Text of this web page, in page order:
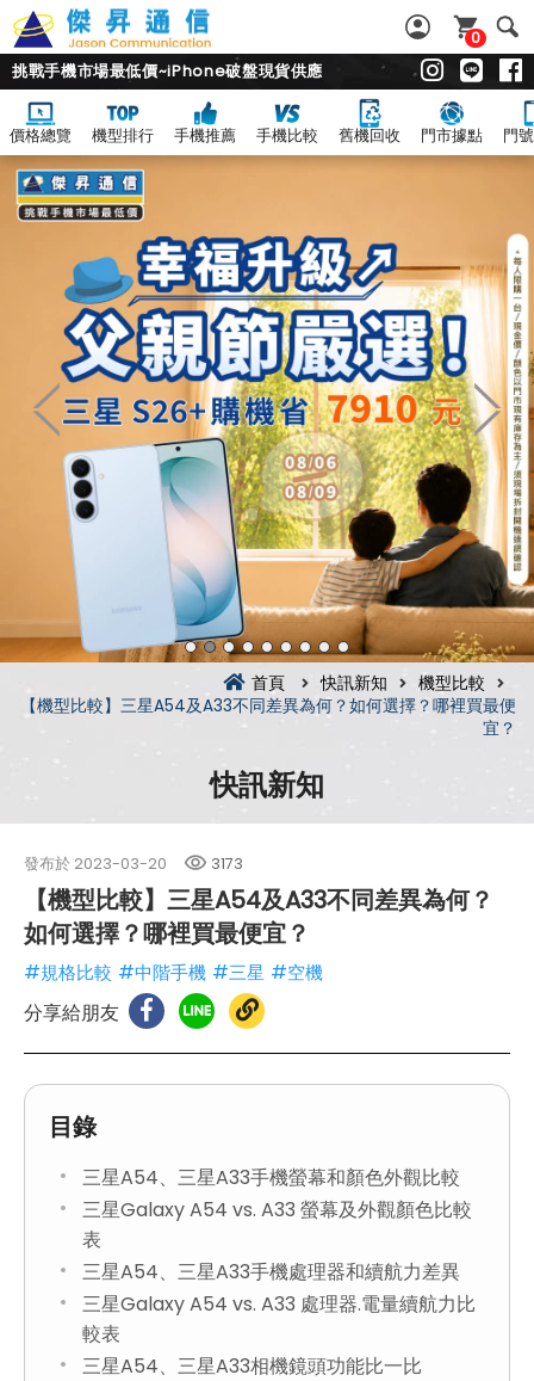
0
挑戰手機市場最低價~iPhone破盤現貨供應
價格總覽 機型排行 手機推薦 手機比較 舊機回收 門市據點 門
首頁 快訊新知
機型比較
【機型比較】三星A54及A33不同差異為何？如何選擇？哪裡買最便
宜？
快訊新知
發布於 2023-03-20 3173
【機型比較】三星A54及A33不同差異為何？
如何選擇？哪裡買最便宜？
#規格比較 #中階手機 #三星 #空機
分享給朋友
目錄
三星A54、三星A33手機螢幕和顏色外觀比較
三星Galaxy A54 vs. A33 螢幕及外觀顏色比較
表
三星A54、三星A33手機處理器和續航力差異
三星Galaxy A54 vs. A33 處理器.電量續航力比
較表
三星A54、三星A33相機鏡頭功能比一比